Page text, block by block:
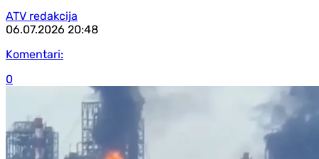
ATV redakcija
06.07.2026 20:48
Komentari:
0